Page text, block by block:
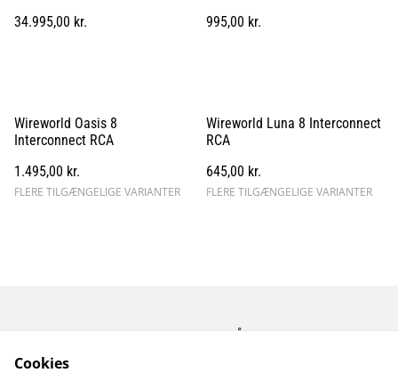
34.995,00 kr.
995,00 kr.
Wireworld Oasis 8
Interconnect RCA
1.495,00 kr.
FLERE TILGÆNGELIGE VARIANTER
Wireworld Luna 8 Interconnect
RCA
645,00 kr.
FLERE TILGÆNGELIGE VARIANTER
Kontakt os
Åbningstider
Cookies